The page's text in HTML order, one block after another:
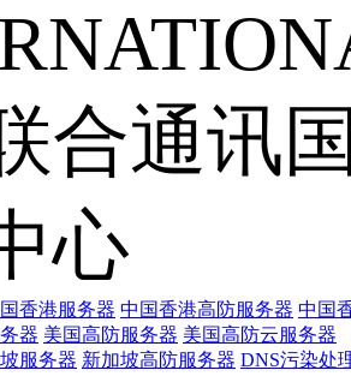
合通讯
心
香港服务器 中国香港高防服务器 中国
器 美国高防服务器 美国高防云服务器
服务器 新加坡高防服务器 DNS污染处